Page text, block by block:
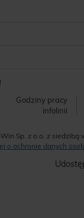
Godziny pracy
infolinii
Sp. z o.o. z siedzibą
o ochronie danych